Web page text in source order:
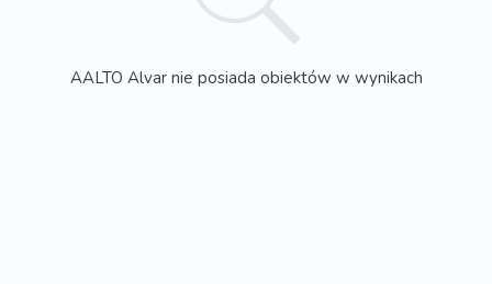
AALTO Alvar nie posiada obiektów w wynikach